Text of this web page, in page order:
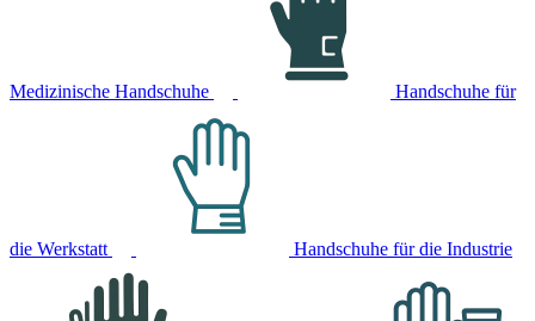
Medizinische Handschuhe Handschuhe für
die Werkstatt Handschuhe für die Industrie